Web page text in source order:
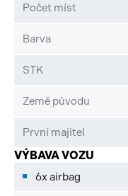
Počet míst
Barva
STK
Země původu
První majitel
VÝBAVA VOZU
6x airbag